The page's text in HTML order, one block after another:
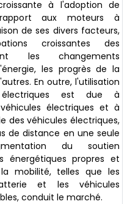
à l'adoption de
aux moteurs à
de ses divers facteurs,
croissantes des
les changements
les progrès de la
En outre, l'utilisation
électriques est due à
électriques et à
des véhicules électriques,
de distance en une seule
du soutien
énergétiques propres et
mobilité, telles que les
et les véhicules
conduit le marché.